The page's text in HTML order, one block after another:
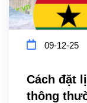
09-12-25
Cách đặt
thông